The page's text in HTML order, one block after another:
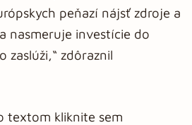
peňazí nájsť zdroje a
nasmeruje investície do
zdôraznil
textom kliknite sem